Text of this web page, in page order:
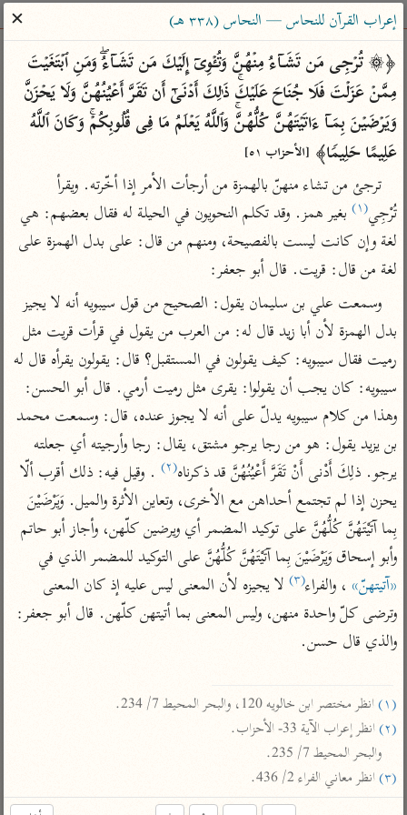
ساهم معنا في نشر القرآن والعلم الشرعي
الباحث القرآني
بحث تفسير علوم مصاحف معاجم
Type 2 or more characters for results.
Type 1 or more
characters for results.
أمّهات
تفسير الطبري
تفسير ابن كثير
تفسير القرطبي
تفسير البغوي
جمع الأقوال
تفسير ابن الجوزي
تفسير الماوردي
منتقاة
تفسير ابن القيم
تفسير ابن تيمية
تفسير مكّي
محاسن التأويل
للقاسمي
تفسير الثعالبي
عامّة
فتح البيان للقنوجي
فتح القدير للشوكاني
تفسير ابن جزي
موسوعات
تفسير الآلوسي
تفسير الرازي
أخرى
أضواء البيان
نظم الدرر للبقاعي
لغة وبلاغة
عطية
البحر المحيط لأبي
البسيط للواحدي
معاصرة
الميسر
المختصر في
التفسير
تفسير السعدي
أيسر التفاسير
القرآن – تدبر وعمل
تفسير ابن عثيمين
مركَّزة العبارة
تفسير الجلالين
جامع البيان للإيجي
تفسير البيضاوي
تفسير النسفي
المأثور
إعراب القرآن للنحاس — النحاس (٣٣٨ هـ)
✕
عَلِیمًا حَلِیمࣰا﴾ [الأحزاب ٥١]
تُرْجِي(١)
لغة من قال: قريت. قال أبو جعفر:
وسمعت علي بن سليمان يقول: الصحيح من قول سيبويه أنه لا يجيز
يرجو. ذلِكَ أَدْنى أَنْ تَقَرَّ أَعْيُنُهُنَّ قد ذكرناه(٢)
وأبو إسحاق وَيَرْضَيْنَ بِما آتَيْتَهُنَّ كُلُّهُنَّ على التوكيد للمضمر الذي في
«آتيتهنّ» ، والفراء(٣)
والذي قال حسن.
(١)
انظر مختصر ابن خالويه 120، والبحر المحيط 7/ 234.
(٢)
انظر إعراب الآية 33- الأحزاب.
والبحر المحيط 7/ 235.
(٣)
انظر معاني الفراء 2/ 436.